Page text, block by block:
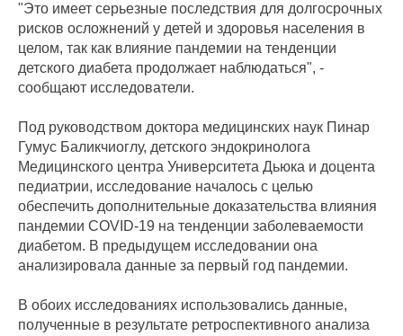
"Это имеет серьезные последствия для долгосрочных
рисков осложнений у детей и здоровья населения в
целом, так как влияние пандемии на тенденции
детского диабета продолжает наблюдаться", -
сообщают исследователи.
Под руководством доктора медицинских наук Пинар
Гумус Баликчиоглу, детского эндокринолога
Медицинского центра Университета Дьюка и доцента
педиатрии, исследование началось с целью
обеспечить дополнительные доказательства влияния
пандемии COVID-19 на тенденции заболеваемости
диабетом. В предыдущем исследовании она
анализировала данные за первый год пандемии.
В обоих исследованиях использовались данные,
полученные в результате ретроспективного анализа